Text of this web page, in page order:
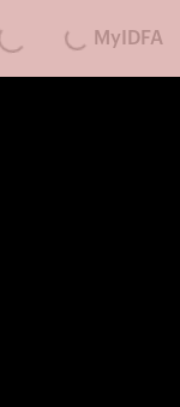
Loading...MyIDFA